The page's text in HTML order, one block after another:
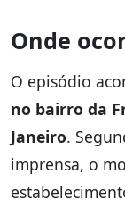
Onde
O episódio
no bairro da
Janeiro.
imprensa, o